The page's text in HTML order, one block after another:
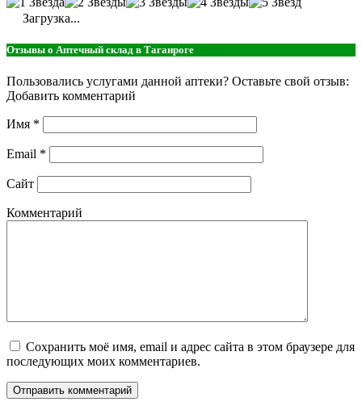
Загрузка...
Отзывы о Аптечный склад в Таганроге
Пользовались услугами данной аптеки? Оставьте свой отзыв:
Добавить комментарий
Имя *
Email *
Сайт
Комментарий
Сохранить моё имя, email и адрес сайта в этом браузере для
последующих моих комментариев.